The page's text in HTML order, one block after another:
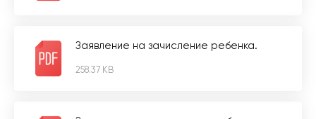
Заявление на зачисление ребенка.
258.37 KB